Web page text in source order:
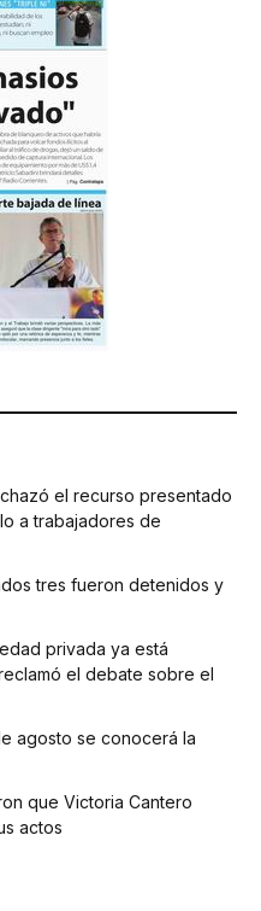
el recurso presentado
a trabajadores de
tres fueron detenidos y
privada ya está
el debate sobre el
agosto se conocerá la
que Victoria Cantero
actos